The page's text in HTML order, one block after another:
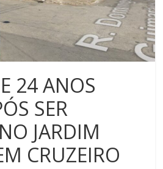
24 ANOS
SER
JARDIM
CRUZEIRO